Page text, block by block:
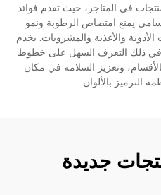
في المتاجر، حيث تقدم فوائد
يمنع امتصاص الرطوبة ونمو
الأدوية والأغذية والمشروبات. يخدم
في ذلك التعرف السهل على خطوط
وتعزيز السلامة في مكان
الترميز بالألوان.
جديدة